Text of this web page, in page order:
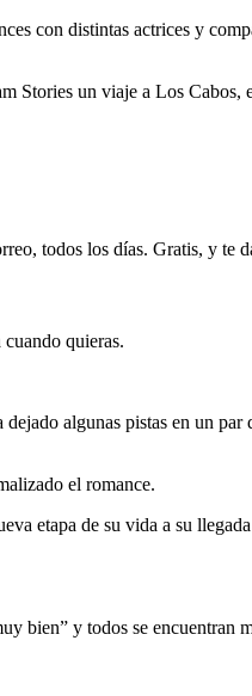
con distintas actrices y
Stories un viaje a Los
todos los días. Gratis, y te
cuando quieras.
algunas pistas en un
el romance.
etapa de su vida a su
bien” y todos se encuentran